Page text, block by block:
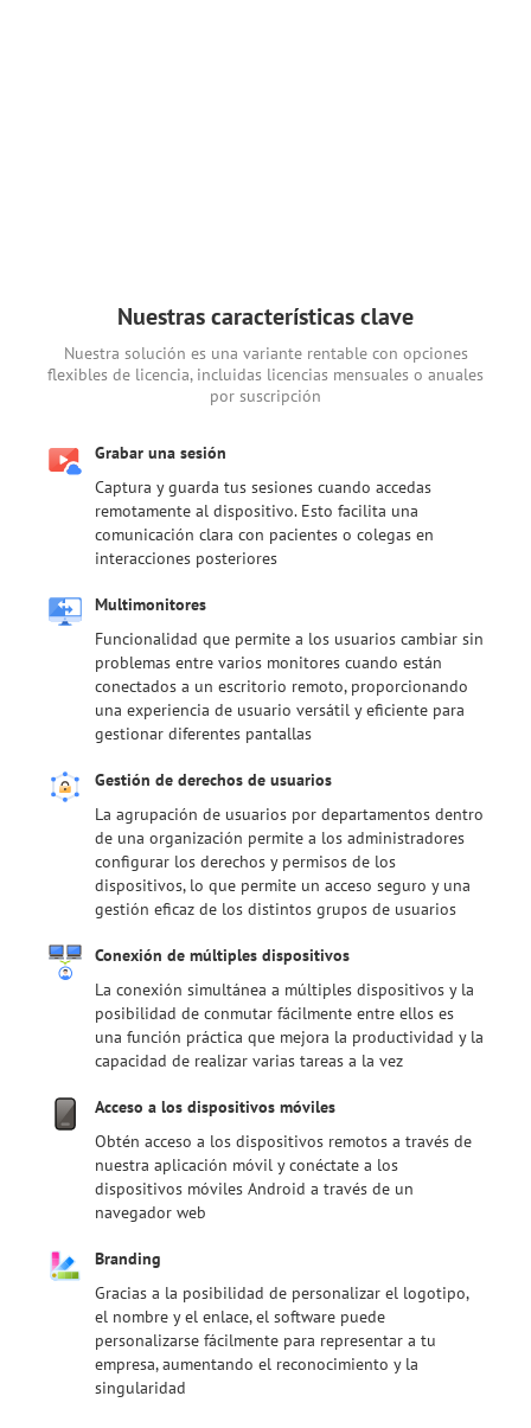
Nuestras características clave
Nuestra solución es una variante rentable con opciones
flexibles de licencia, incluidas licencias mensuales o anuales
por suscripción
Grabar una sesión
Captura y guarda tus sesiones cuando accedas
remotamente al dispositivo. Esto facilita una
comunicación clara con pacientes o colegas en
interacciones posteriores
Multimonitores
Funcionalidad que permite a los usuarios cambiar sin
problemas entre varios monitores cuando están
conectados a un escritorio remoto, proporcionando
una experiencia de usuario versátil y eficiente para
gestionar diferentes pantallas
Gestión de derechos de usuarios
La agrupación de usuarios por departamentos dentro
de una organización permite a los administradores
configurar los derechos y permisos de los
dispositivos, lo que permite un acceso seguro y una
gestión eficaz de los distintos grupos de usuarios
Conexión de múltiples dispositivos
La conexión simultánea a múltiples dispositivos y la
posibilidad de conmutar fácilmente entre ellos es
una función práctica que mejora la productividad y la
capacidad de realizar varias tareas a la vez
Acceso a los dispositivos móviles
Obtén acceso a los dispositivos remotos a través de
nuestra aplicación móvil y conéctate a los
dispositivos móviles Android a través de un
navegador web
Branding
Gracias a la posibilidad de personalizar el logotipo,
el nombre y el enlace, el software puede
personalizarse fácilmente para representar a tu
empresa, aumentando el reconocimiento y la
singularidad